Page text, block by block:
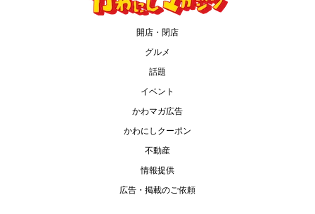
開店・閉店
グルメ
話題
イベント
かわマガ広告
かわにしクーポン
不動産
情報提供
広告・掲載のご依頼